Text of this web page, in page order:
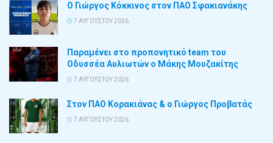
Ο Γιώργος Κόκκινος στον ΠΑΟ Σφακιανάκης
7 ΑΥΓΟΎΣΤΟΥ 2026
Παραμένει στο προπονητικό team του
Οδυσσέα Αυλιωτών ο Μάκης Μουζακίτης
7 ΑΥΓΟΎΣΤΟΥ 2026
Στον ΠΑΟ Κορακιάνας & ο Γιώργος Προβατάς
7 ΑΥΓΟΎΣΤΟΥ 2026